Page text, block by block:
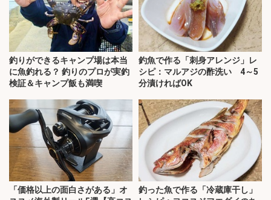
釣りができるキャンプ場は本当
に魚釣れる？ 釣りのプロが実釣
検証＆キャンプ飯も満喫
釣魚で作る「刺身アレンジ」レ
シピ：マルアジの酢洗い 4～5
分漬ければOK
「価格以上の面白さがある」オ
釣った魚で作る「冷蔵庫干し」